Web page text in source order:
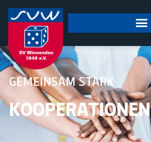
springen
GEMEINSAM STARK
KOOPERATIONEN